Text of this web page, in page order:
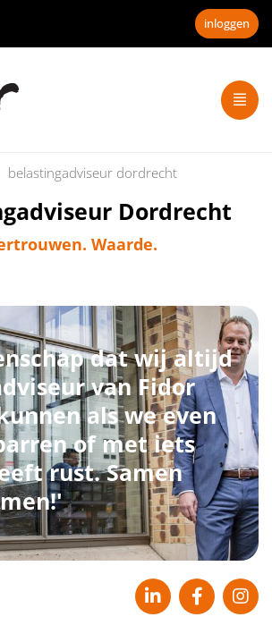
inloggen
belastingadviseur dordrecht
Dordrecht
Waarde.
dat wij altijd
van Fidor
als we even
of met iets
rust. Samen